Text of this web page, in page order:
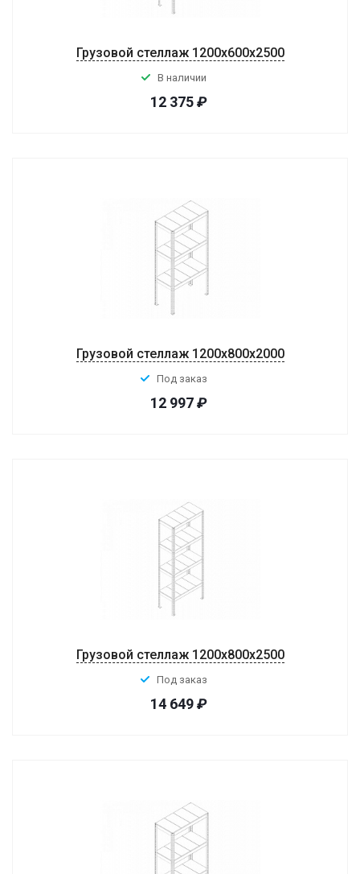
Грузовой стеллаж 1200x600x2500
В наличии
12 375₽
Грузовой стеллаж 1200x800x2000
Под заказ
12 997₽
Грузовой стеллаж 1200x800x2500
Под заказ
14 649₽